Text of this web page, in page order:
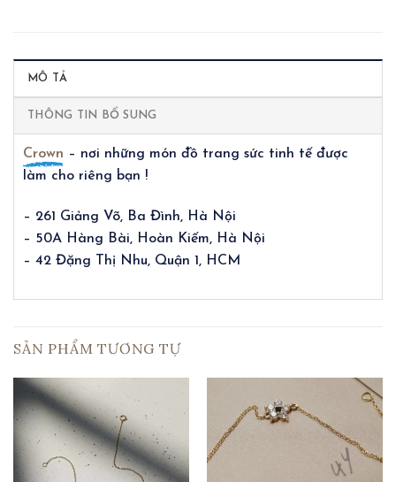
MÔ TẢ
THÔNG TIN BỔ SUNG
Crown – nơi những món đồ trang sức tinh tế được
làm cho riêng bạn !
– 261 Giảng Võ, Ba Đình, Hà Nội
– 50A Hàng Bài, Hoàn Kiếm, Hà Nội
– 42 Đặng Thị Nhu, Quận 1, HCM
SẢN PHẨM TƯƠNG TỰ